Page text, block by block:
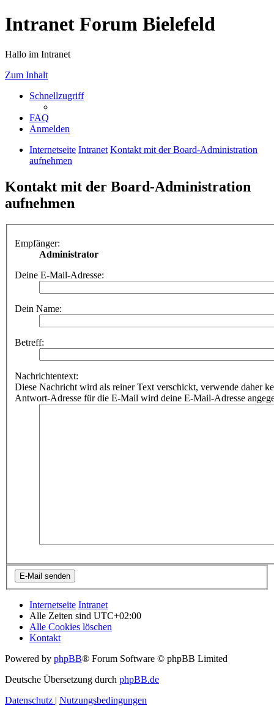
Intranet Forum Bielefeld
Hallo im Intranet
Zum Inhalt
Schnellzugriff
FAQ
Anmelden
Internetseite Intranet Kontakt mit der Board-Administration
aufnehmen
Kontakt mit der Board-Administration
aufnehmen
Empfänger:
Administrator
Deine E-Mail-Adresse:
Dein Name:
Betreff:
Nachrichtentext:
Diese Nachricht wird als reiner Text verschickt, verwende daher
Antwort-Adresse für die E-Mail wird deine E-Mail-Adresse
Internetseite Intranet
Alle Zeiten sind UTC+02:00
Alle Cookies löschen
Kontakt
Powered by phpBB® Forum Software © phpBB Limited
Deutsche Übersetzung durch phpBB.de
Datenschutz | Nutzungsbedingungen